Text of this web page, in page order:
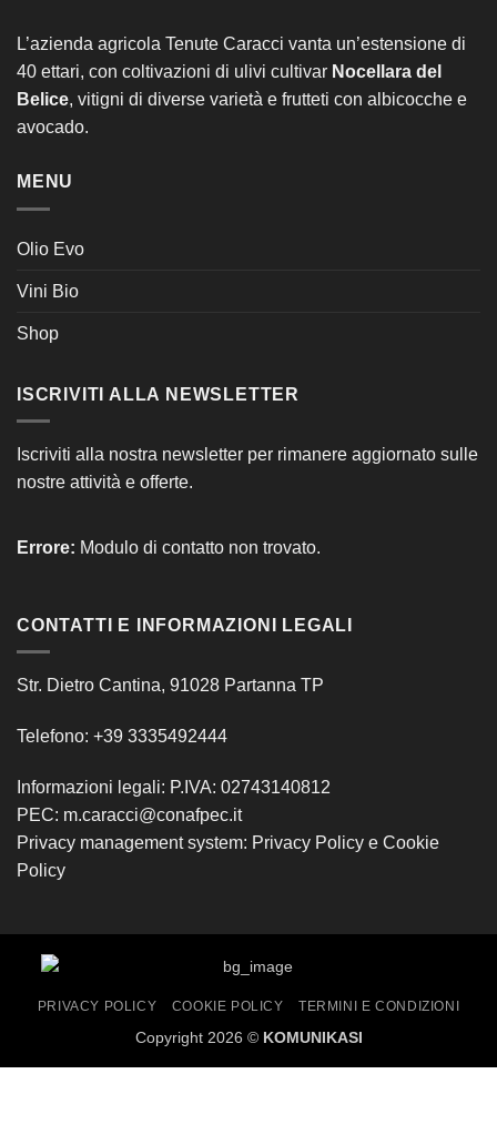
L’azienda agricola Tenute Caracci vanta un’estensione di
40 ettari, con coltivazioni di ulivi cultivar Nocellara del
Belice, vitigni di diverse varietà e frutteti con albicocche e
avocado.
MENU
Olio Evo
Vini Bio
Shop
ISCRIVITI ALLA NEWSLETTER
Iscriviti alla nostra newsletter per rimanere aggiornato sulle
nostre attività e offerte.
Errore: Modulo di contatto non trovato.
CONTATTI E INFORMAZIONI LEGALI
Str. Dietro Cantina, 91028 Partanna TP
Telefono: +39 3335492444
Informazioni legali: P.IVA: 02743140812
PEC: m.caracci@conafpec.it
Privacy management system: Privacy Policy e Cookie
Policy
PRIVACY POLICY COOKIE POLICY TERMINI E CONDIZIONI
Copyright 2026 © KOMUNIKASI